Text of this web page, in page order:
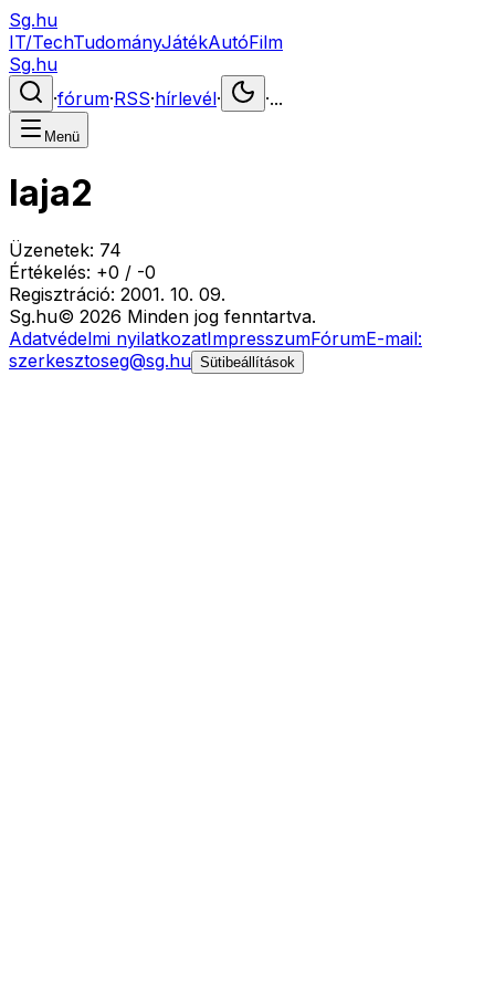
Sg.hu
IT/TechTudományJátékAutóFilm
Sg.hu
·fórum·RSS·hírlevél· ·...
Menü
laja2
Üzenetek: 74
Értékelés: +0 / -0
Regisztráció: 2001. 10. 09.
Sg.hu© 2026 Minden jog fenntartva.
Adatvédelmi nyilatkozatImpresszumFórumE-mail:
szerkesztoseg@sg.hu Sütibeállítások